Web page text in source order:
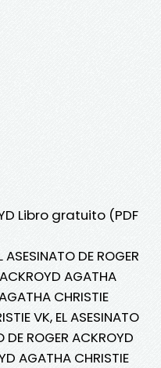
Libro gratuito (PDF
DE ROGER
AGATHA
CHRISTIE
VK, EL ASESINATO
DE ROGER ACKROYD
AGATHA CHRISTIE